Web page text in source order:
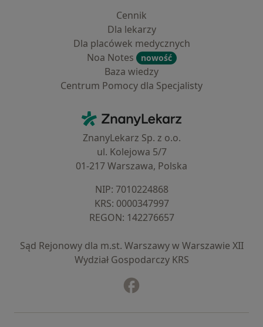
Cennik
Dla lekarzy
Dla placówek medycznych
Noa Notes
nowość
Baza wiedzy
Centrum Pomocy dla Specjalisty
ZnanyLekarz - Strona główna
ZnanyLekarz Sp. z o.o.
ul. Kolejowa 5/7
01-217 Warszawa, Polska
NIP: ⁠7010224868
KRS: ⁠0000347997
REGON: ⁠142276657
Sąd Rejonowy dla m.st. Warszawy w Warszawie XII
Wydział Gospodarczy KRS